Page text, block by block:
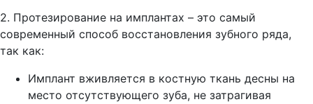
2. Протезирование на имплантах – это самый
современный способ восстановления зубного ряда,
так как:
Имплант вживляется в костную ткань десны на
место отсутствующего зуба, не затрагивая